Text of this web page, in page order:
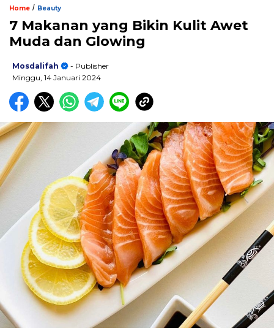
Home / Beauty
7 Makanan yang Bikin Kulit Awet
Muda dan Glowing
Mosdalifah
- Publisher
Minggu, 14 Januari 2024